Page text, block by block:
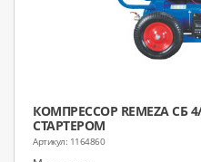
КОМПРЕССОР REMEZA СБ
СТАРТЕРОМ
1164860